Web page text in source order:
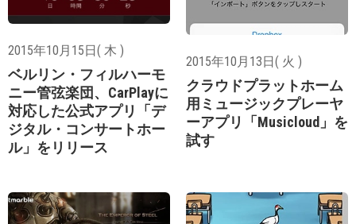
2015年10月15日( 木 )
ベルリン・フィルハーモ
ニー管弦楽団、CarPlayに
対応した公式アプリ「デ
ジタル・コンサートホー
ル」をリリース
2015年10月13日( 火 )
クラウドプラットホーム
用ミュージックプレーヤ
ーアプリ「Musicloud」を
試す